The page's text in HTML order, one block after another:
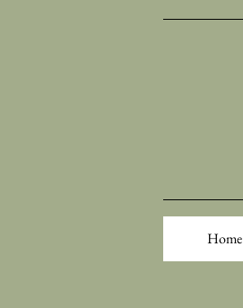
Home